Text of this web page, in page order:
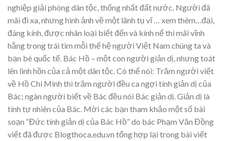
nghiệp giải phóng dân tộc, thống nhất đất nước. Người đã
mãi đi xa, nhưng hình ảnh về một lãnh tụ vĩ
… xem thêm… đại,
đáng kính, được nhân loại biết đến và kính nể thì mãi vĩnh
hằng trong trái tim mỗi thế hệ người Việt Nam chúng ta và
bạn bè quốc tế. Bác Hồ – một con người giản dị, nhưng toát
lên linh hồn của cả một dân tộc. Có thể nói: Trăm người viết
về Hồ Chí Minh thì trăm người đều ca ngợi tính giản dị của
Bác; ngàn người biết về Bác đều nói Bác giản dị. Giản dị là
tính tự nhiên của Bác. Mời các bạn tham khảo một số bài
soạn “Đức tính giản dị của Bác Hồ” do bác Phạm Văn Đồng
viết đã được Blogthoca.edu.vn tổng hợp lại trong bài viết